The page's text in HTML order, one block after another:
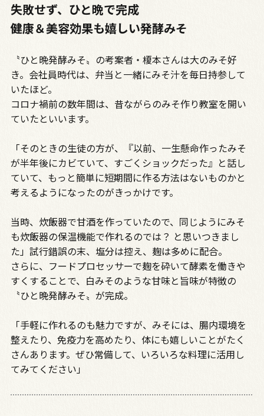
失敗せず、ひと晩で完成
健康＆美容効果も嬉しい発酵みそ
〝ひと晩発酵みそ〟の考案者・榎本さんは大のみそ好
き。会社員時代は、弁当と一緒にみそ汁を毎日持参して
いたほど。
コロナ禍前の数年間は、昔ながらのみそ作り教室を開い
ていたといいます。
「そのときの生徒の方が、『以前、一生懸命作ったみそ
が半年後にカビていて、すごくショックだった』と話し
ていて、もっと簡単に短期間に作る方法はないものかと
考えるようになったのがきっかけです。
当時、炊飯器で甘酒を作っていたので、同じようにみそ
も炊飯器の保温機能で作れるのでは？ と思いつきまし
た」試行錯誤の末、塩分は控え、麹は多めに配合。
さらに、フードプロセッサーで麹を砕いて酵素を働きや
すくすることで、白みそのような甘味と旨味が特徴の
〝ひと晩発酵みそ〟が完成。
「手軽に作れるのも魅力ですが、みそには、腸内環境を
整えたり、免疫力を高めたり、体にも嬉しいことがたく
さんあります。ぜひ常備して、いろいろな料理に活用し
てみてください」